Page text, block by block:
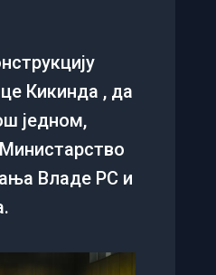
Кикинда , да
једном,
Владе РС и